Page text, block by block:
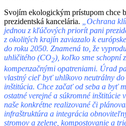
Svojím ekologickým prístupom chce
prezidentská kancelária.
„Ochrana
jednou z kľúčových priorít pani
z okolitých krajín zaviazalo k
do roku 2050. Znamená to, že
uhličitého (CO2), koľko sme schopní
kompenzačnými opatreniami. Úrad
vlastný cieľ byť uhlíkovo neutrálny
inštitúcia. Chce začať od seba a byť
ostatné verejné a súkromné inštitúcie
naše konkrétne realizované či
infraštruktúra a integrácia
stromov a zelene, kompostovanie a